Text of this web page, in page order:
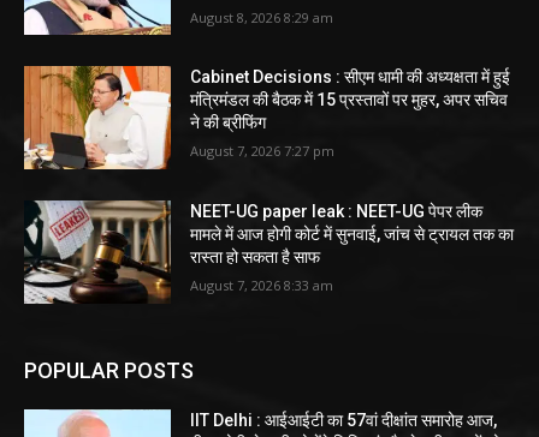
August 8, 2026 8:29 am
Cabinet Decisions : सीएम धामी की अध्यक्षता में हुई
मंत्रिमंडल की बैठक में 15 प्रस्तावों पर मुहर, अपर सचिव
ने की ब्रीफिंग
August 7, 2026 7:27 pm
NEET-UG paper leak : NEET-UG पेपर लीक
मामले में आज होगी कोर्ट में सुनवाई, जांच से ट्रायल तक का
रास्ता हो सकता है साफ
August 7, 2026 8:33 am
POPULAR POSTS
IIT Delhi : आईआईटी का 57वां दीक्षांत समारोह आज,